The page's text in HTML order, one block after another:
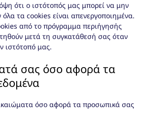
ότι ο ιστότοπός μας μπορεί να μην
όλα τα cookies είναι απενεργοποιημένα.
από το πρόγραμμα περιήγησής
μετά τη συγκατάθεσή σας όταν
ιστότοπό μας.
σας όσο αφορά τα
όσο αφορά τα προσωπικά σας